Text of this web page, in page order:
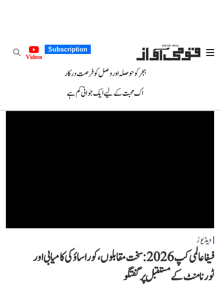
Subscription
Videos
ہجر کو حوصلہ اور وصل کو فرصت درکار
اک محبت کے لیے ایک جوانی کم ہے
ویڈیوز
فیفا عالمی کپ 2026: سخت مقابلوں، کوراساؤ کی کامیابی اور
ٹورنامنٹ کے مستقبل پر گفتگو